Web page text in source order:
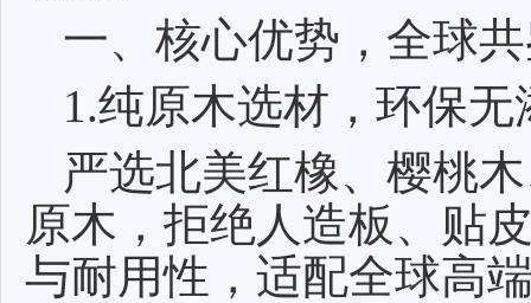
一、核心优势，全球
1.纯原木选材，环保无
严选北美红橡、樱桃
原木，拒绝人造板、贴
与耐用性，适配全球高